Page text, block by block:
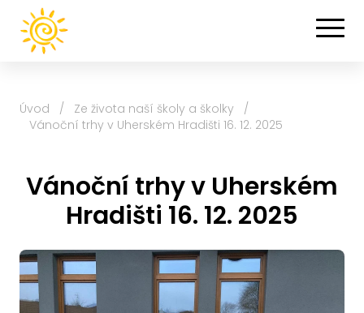
Úvod / Ze života naší školy a školky
/
Vánoční trhy v Uherském Hradišti 16. 12. 2025
Vánoční trhy v Uherském
Hradišti 16. 12. 2025